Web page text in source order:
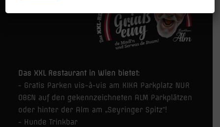
Das XXL Restaurant in Wien bietet:
- Gratis Parken vis-à-vis am KIKA Parkplatz NUR
OBEN auf den gekennzeichneten ALM Parkplätzen
oder hinter der Alm am „Seyringer Spitz“!
- Hunde Trinkbar